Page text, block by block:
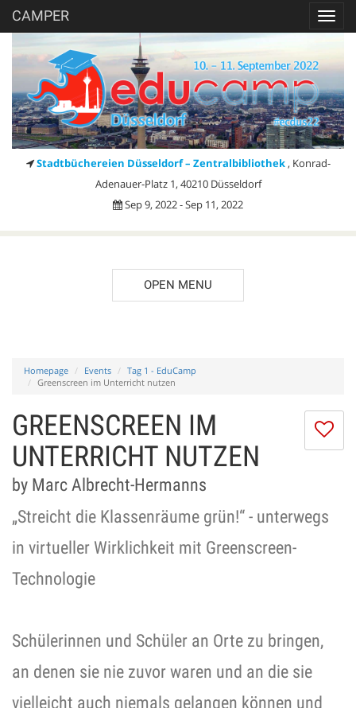
CAMPER
Stadtbüchereien Düsseldorf – Zentralbibliothek , Konrad-
Adenauer-Platz 1, 40210 Düsseldorf
Sep 9, 2022 - Sep 11, 2022
OPEN MENU
Homepage Events
Tag 1 - EduCamp
Greenscreen im Unterricht nutzen
I
GREENSCREEN IM
UNTERRICHT NUTZEN
by Marc Albrecht-Hermanns
„Streicht die Klassenräume grün!“ - unterwegs
in virtueller Wirklichkeit mit Greenscreen-
Technologie
Schülerinnen und Schüler an Orte zu bringen,
an denen sie nie zuvor waren und an die sie
vielleicht auch niemals gelangen können und